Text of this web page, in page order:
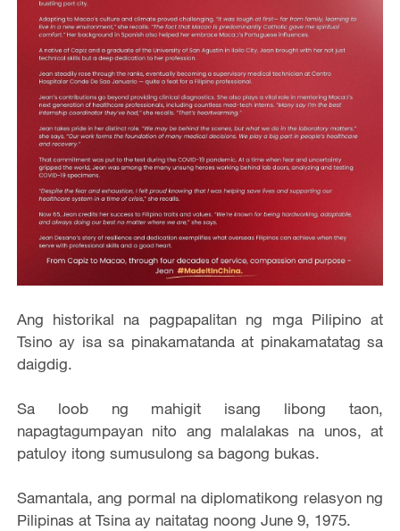
Ang historikal na pagpapalitan ng mga Pilipino at
Tsino ay isa sa pinakamatanda at pinakamatatag sa
daigdig.
Sa loob ng mahigit isang libong taon,
napagtagumpayan nito ang malalakas na unos, at
patuloy itong sumusulong sa bagong bukas.
Samantala, ang pormal na diplomatikong relasyon ng
Pilipinas at Tsina ay naitatag noong June 9, 1975.